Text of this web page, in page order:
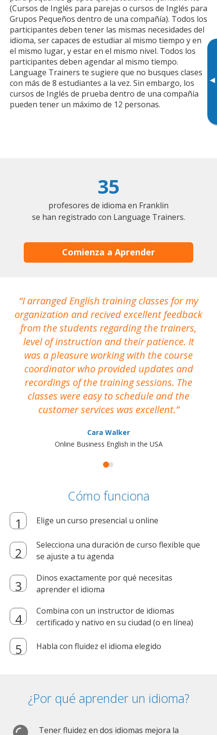
▸
(Cursos de Inglés para parejas o cursos de Inglés para
Grupos Pequeños dentro de una compañía). Todos los
participantes deben tener las mismas necesidades del
idioma, ser capaces de estudiar al mismo tiempo y en
el mismo lugar, y estar en el mismo nivel. Todos los
participantes deben agendar al mismo tiempo.
Language Trainers te sugiere que no busques clases
con más de 8 estudiantes a la vez. Sin embargo, los
cursos de Inglés de prueba dentro de una compañía
pueden tener un máximo de 12 personas.
35
profesores de idioma en Franklin
se han registrado con Language Trainers.
Comienza a Aprender
I arranged English training classes for my
organization and recived excellent feedback
from the students regarding the trainers,
level of instruction and their patience. It
was a pleasure working with the course
coordinator who provided updates and
recordings of the training sessions. The
classes were easy to schedule and the
customer services was excellent.
Cara Walker
Online Business English in the USA
Cómo funciona
Elige un curso presencial u online
Selecciona una duración de curso flexible que
se ajuste a tu agenda
Dinos exactamente por qué necesitas
aprender el idioma
Combina con un instructor de idiomas
certificado y nativo en su ciudad (o en línea)
Habla con fluidez el idioma elegido
¿Por qué aprender un idioma?
Tener fluidez en dos idiomas mejora la